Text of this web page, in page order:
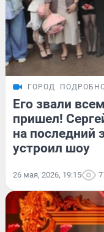
ГОРОД
Его звали
пришел!
на последний
устроил шоу
26 мая, 2026, 19:15